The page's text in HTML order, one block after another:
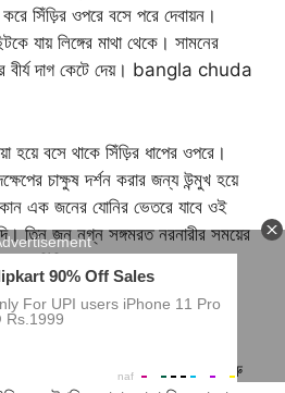
সিঁড়ির ওপরে বসে পরে দেবায়ন।
যায় লিঙ্গের মাথা থেকে। সামনের
বীর্য দাগ কেটে দেয়। bangla chuda
হয়ে বসে থাকে সিঁড়ির ধাপের ওপরে।
চাক্ষুষ দর্শন করার জন্য উন্মুখ হয়ে
এক জনের যোনির ভেতরে যাবে ওই
তিন জন নগ্ন সঙ্গমরত নরনারীর সময়ের
সিঁড়ির কাছে বসে ওদের সঙ্গমের
সিঁড়ির যেখানে দেবায়ন বসে, সেখান
গেলেও, যেহেতু সিঁড়ি অন্ধকার তাই
না।মণি কাকিমা সূর্য কাকুর ঠোঁটে
এবারে বৌদির গুদ নিয়ে খেলতে শুরু